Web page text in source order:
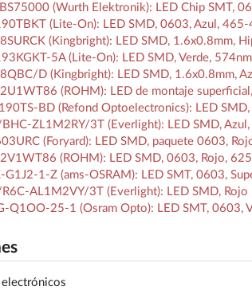
(Wurth Elektronik): LED Chip SMT,
(Lite-On): LED SMD, 0603, Azul,
(Kingbright): LED SMD, 1.6x0.8mm,
5A (Lite-On): LED SMD, Verde,
D (Kingbright): LED SMD, 1.6x0.8mm,
(ROHM): LED de montaje
BD (Refond Optoelectronics): LED
ZL1M2RY/3T (Everlight): LED SMD,
(Foryard): LED SMD, paquete 0603,
(ROHM): LED SMD, 0603, Rojo,
G1J2-1-Z (ams-OSRAM): LED SMT, 0603,
AL1M2VY/3T (Everlight): LED SMD,
Q1OO-25-1 (Osram Opto): LED SMT, 0603,
electrónicos